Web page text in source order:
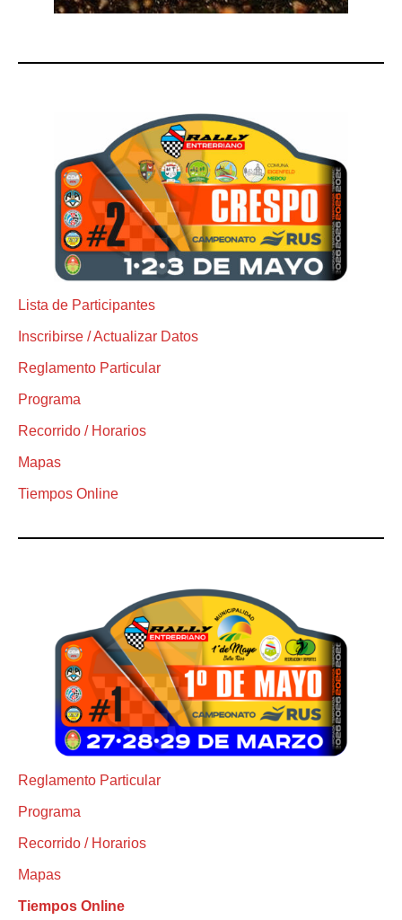
Lista de Participantes
Inscribirse / Actualizar Datos
Reglamento Particular
Programa
Recorrido / Horarios
Mapas
Tiempos Online
Reglamento Particular
Programa
Recorrido / Horarios
Mapas
Tiempos Online